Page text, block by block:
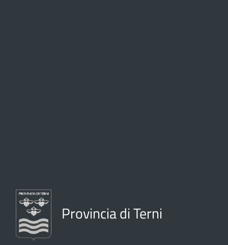
Provincia di Terni